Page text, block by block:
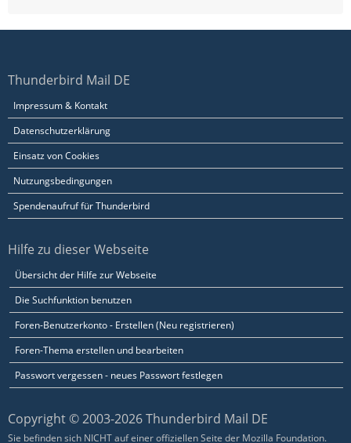
Thunderbird Mail DE
Impressum & Kontakt
Datenschutzerklärung
Einsatz von Cookies
Nutzungsbedingungen
Spendenaufruf für Thunderbird
Hilfe zu dieser Webseite
Übersicht der Hilfe zur Webseite
Die Suchfunktion benutzen
Foren-Benutzerkonto - Erstellen (Neu registrieren)
Foren-Thema erstellen und bearbeiten
Passwort vergessen - neues Passwort festlegen
Copyright © 2003-2026 Thunderbird Mail DE
Sie befinden sich NICHT auf einer offiziellen Seite der Mozilla Foundation.